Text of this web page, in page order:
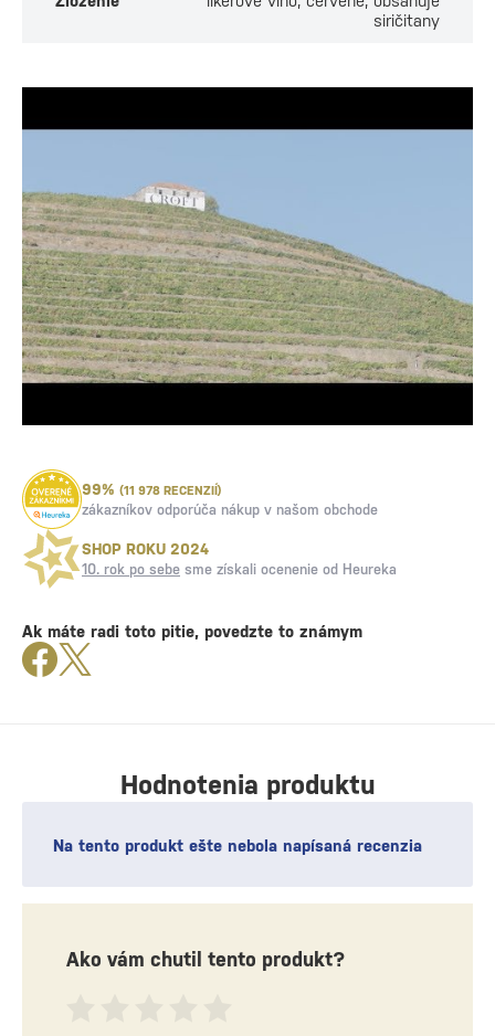
siričitany
Hodnotenia produktu
Na tento produkt ešte nebola napísaná recenzia
Ako vám chutil tento produkt?
99% (11 978 RECENZIÍ)
zákazníkov odporúča nákup v našom obchode
SHOP ROKU 2024
10. rok po sebe sme získali ocenenie od Heureka
Ak máte radi toto pitie, povedzte to známym